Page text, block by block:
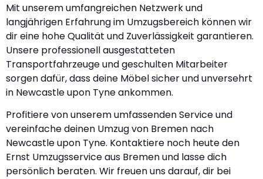
Mit unserem umfangreichen Netzwerk und
langjährigen Erfahrung im Umzugsbereich können wir
dir eine hohe Qualität und Zuverlässigkeit garantieren.
Unsere professionell ausgestatteten
Transportfahrzeuge und geschulten Mitarbeiter
sorgen dafür, dass deine Möbel sicher und unversehrt
in Newcastle upon Tyne ankommen.
Profitiere von unserem umfassenden Service und
vereinfache deinen Umzug von Bremen nach
Newcastle upon Tyne. Kontaktiere noch heute den
Ernst Umzugsservice aus Bremen und lasse dich
persönlich beraten. Wir freuen uns darauf, dir bei